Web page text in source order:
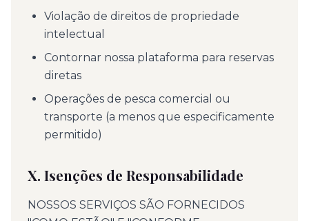
Violação de direitos de propriedade
intelectual
Contornar nossa plataforma para reservas
diretas
Operações de pesca comercial ou
transporte (a menos que especificamente
permitido)
X. Isenções de Responsabilidade
NOSSOS SERVIÇOS SÃO FORNECIDOS